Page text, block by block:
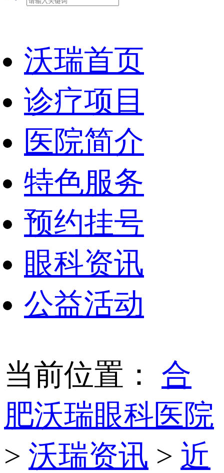
沃瑞首页
诊疗项目
医院简介
特色服务
预约挂号
眼科资讯
公益活动
当前位置： 合
肥沃瑞眼科医院
> 沃瑞资讯 > 近